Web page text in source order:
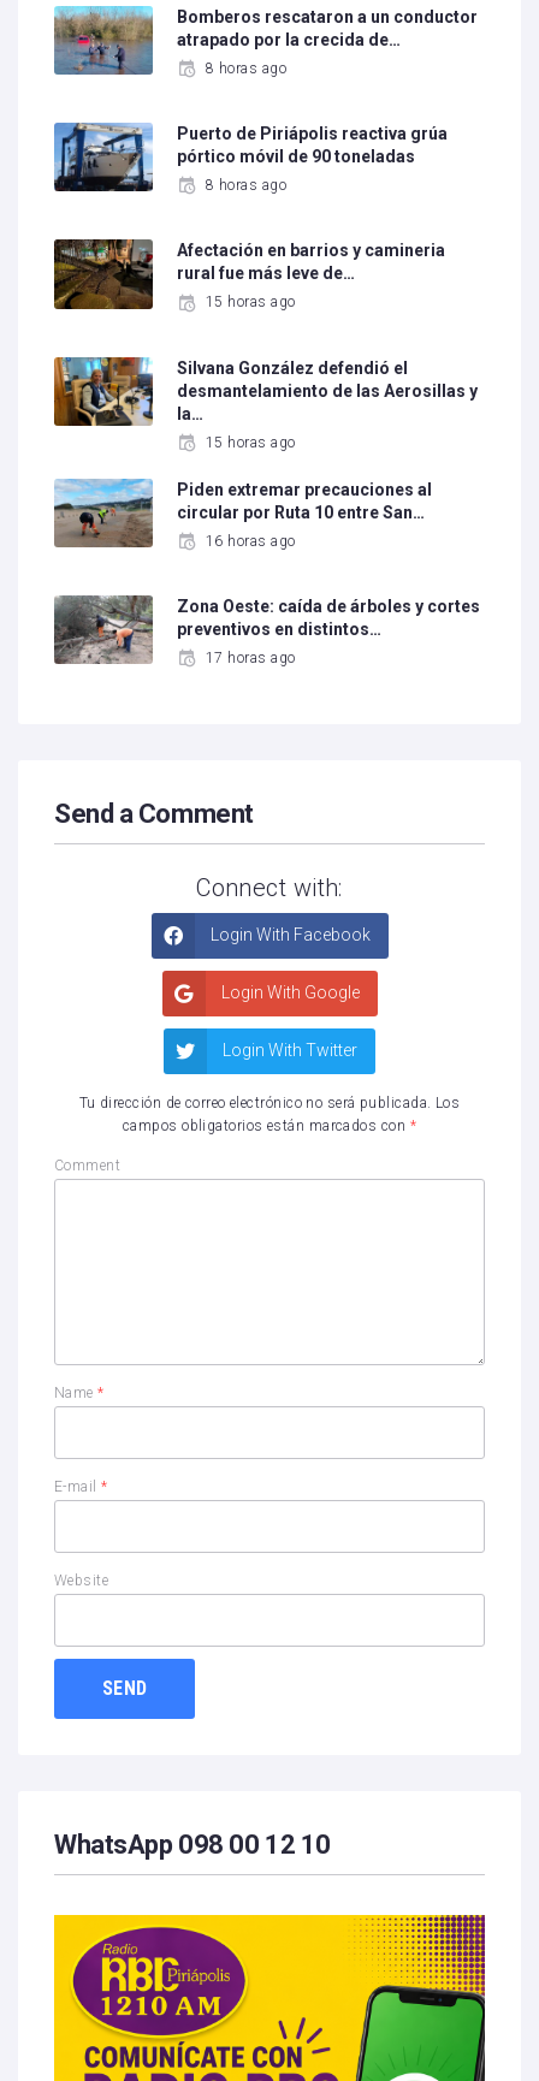
Bomberos rescataron a un conductor
atrapado por la crecida de…
8 horas ago
Puerto de Piriápolis reactiva grúa
pórtico móvil de 90 toneladas
8 horas ago
Afectación en barrios y camineria
rural fue más leve de…
15 horas ago
Silvana González defendió el
desmantelamiento de las Aerosillas y
la…
15 horas ago
Piden extremar precauciones al
circular por Ruta 10 entre San…
16 horas ago
Zona Oeste: caída de árboles y cortes
preventivos en distintos…
17 horas ago
Send a Comment
Connect with:
Login With Facebook
Login With Google
Login With Twitter
Tu dirección de correo electrónico no será publicada.
Los
campos obligatorios están marcados con *
Comment
Name*
E-mail*
Website
WhatsApp 098 00 12 10